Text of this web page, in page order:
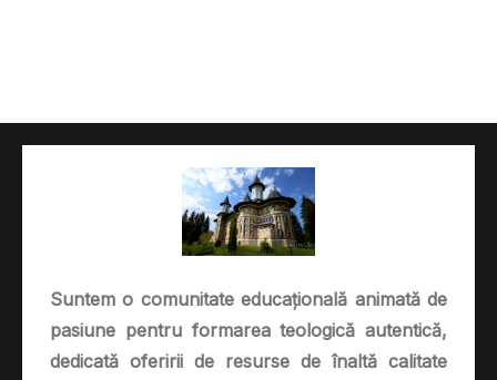
Suntem o comunitate educațională animată de
pasiune pentru formarea teologică autentică,
dedicată oferirii de resurse de înaltă calitate